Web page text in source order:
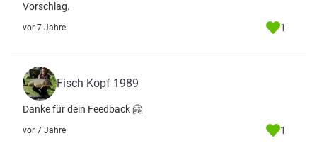
Vorschlag.
vor 7 Jahre 1
Fisch Kopf 1989
Danke für dein Feedback 🤗
vor 7 Jahre 1